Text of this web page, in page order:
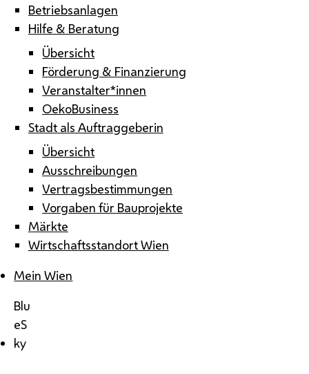
Betriebsanlagen
Hilfe & Beratung
Übersicht
Förderung & Finanzierung
Veranstalter*innen
OekoBusiness
Stadt als Auftraggeberin
Übersicht
Ausschreibungen
Vertragsbestimmungen
Vorgaben für Bauprojekte
Märkte
Wirtschaftsstandort Wien
Mein Wien
Blu
eS
ky